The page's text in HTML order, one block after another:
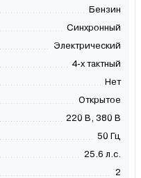
Бензин
Синхронный
Электрический
4-х тактный
Нет
Открытое
220 В, 380 В
50 Гц
25.6 л.с.
2